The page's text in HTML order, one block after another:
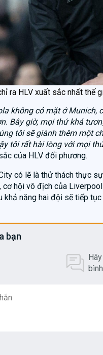
ra HLV xuất sắc nhất thế
không có mặt ở
Bây giờ, mọi thứ khá
tôi sẽ giành thêm một
tôi rất hài lòng với mọi
của HLV đối phương.
có lẽ là thử thách thực
cơ hội vô địch của
khả năng hai đội sẽ tiếp
bạn